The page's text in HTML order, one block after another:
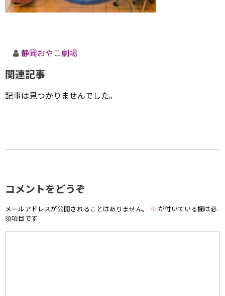
静岡おやこ劇場
関連記事
記事は見つかりませんでした。
コメントをどうぞ
メールアドレスが公開されることはありません。 ※ が付いている欄は必
須項目です